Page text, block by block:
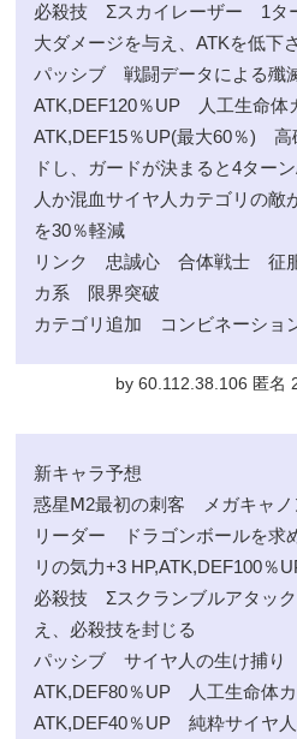
必殺技 Σスカイレーザー 1タ
大ダメージを与え、ATKを低下
パッシブ 戦闘データによる殲
ATK,DEF120％UP 人工生命体
ATK,DEF15％UP(最大60％) 高
ドし、ガードが決まると4ター
人か混血サイヤ人カテゴリの敵
を30％軽減
リンク 忠誠心 合体戦士
カ系 限界突破
カテゴリ追加 コンビネーショ
by 60.112.38.106 匿名
新キャラ予想
惑星Ⅿ2最初の刺客 メガキャノ
リーダー ドラゴンボールを求
リの気力+3 HP,ATK,DEF100％
必殺技 Σスクランブルアタッ
え、必殺技を封じる
パッシブ サイヤ人の生け捕
ATK,DEF80％UP 人工生命体
ATK,DEF40％UP 純粋サイヤ